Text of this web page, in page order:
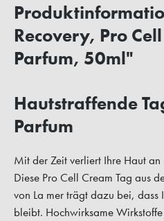
Recovery, Pro
Parfum, 50ml"
Hautstraffende
Parfum
Mit der Zeit verliert Ihre Haut
Diese Pro Cell Cream Tag aus
von La mer trägt dazu bei, dass
bleibt. Hochwirksame